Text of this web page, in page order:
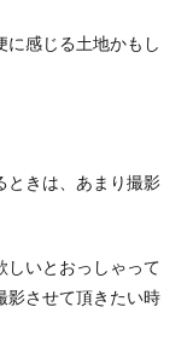
に感じる土地かもし
ときは、あまり撮影
しいとおっしゃって
影させて頂きたい時